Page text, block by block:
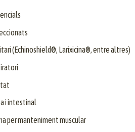
(Echinoshield®, Larixicina®, entre altres)
i intestinal
per manteniment muscular